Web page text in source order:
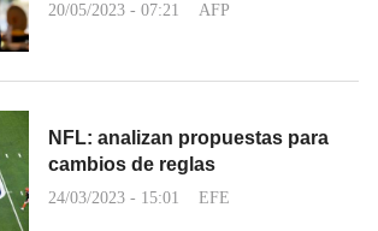
20/05/2023 - 07:21 AFP
NFL: analizan propuestas para
cambios de reglas
24/03/2023 - 15:01 EFE